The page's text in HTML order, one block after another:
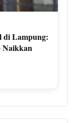
di Lampung:
Naikkan